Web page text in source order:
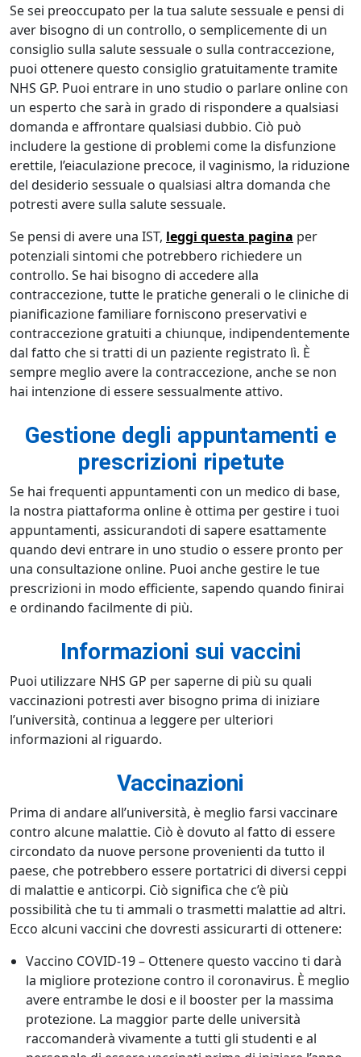
Se sei preoccupato per la tua salute sessuale e pensi di
aver bisogno di un controllo, o semplicemente di un
consiglio sulla salute sessuale o sulla contraccezione,
puoi ottenere questo consiglio gratuitamente tramite
NHS GP. Puoi entrare in uno studio o parlare online con
un esperto che sarà in grado di rispondere a qualsiasi
domanda e affrontare qualsiasi dubbio. Ciò può
includere la gestione di problemi come la disfunzione
erettile, l’eiaculazione precoce, il vaginismo, la riduzione
del desiderio sessuale o qualsiasi altra domanda che
potresti avere sulla salute sessuale.
Se pensi di avere una IST, leggi questa pagina per
potenziali sintomi che potrebbero richiedere un
controllo. Se hai bisogno di accedere alla
contraccezione, tutte le pratiche generali o le cliniche di
pianificazione familiare forniscono preservativi e
contraccezione gratuiti a chiunque, indipendentemente
dal fatto che si tratti di un paziente registrato lì. È
sempre meglio avere la contraccezione, anche se non
hai intenzione di essere sessualmente attivo.
Gestione degli appuntamenti e
prescrizioni ripetute
Se hai frequenti appuntamenti con un medico di base,
la nostra piattaforma online è ottima per gestire i tuoi
appuntamenti, assicurandoti di sapere esattamente
quando devi entrare in uno studio o essere pronto per
una consultazione online. Puoi anche gestire le tue
prescrizioni in modo efficiente, sapendo quando finirai
e ordinando facilmente di più.
Informazioni sui vaccini
Puoi utilizzare NHS GP per saperne di più su quali
vaccinazioni potresti aver bisogno prima di iniziare
l’università, continua a leggere per ulteriori
informazioni al riguardo.
Vaccinazioni
Prima di andare all’università, è meglio farsi vaccinare
contro alcune malattie. Ciò è dovuto al fatto di essere
circondato da nuove persone provenienti da tutto il
paese, che potrebbero essere portatrici di diversi ceppi
di malattie e anticorpi. Ciò significa che c’è più
possibilità che tu ti ammali o trasmetti malattie ad altri.
Ecco alcuni vaccini che dovresti assicurarti di ottenere:
Vaccino COVID-19 – Ottenere questo vaccino ti darà
la migliore protezione contro il coronavirus. È meglio
avere entrambe le dosi e il booster per la massima
protezione. La maggior parte delle università
raccomanderà vivamente a tutti gli studenti e al